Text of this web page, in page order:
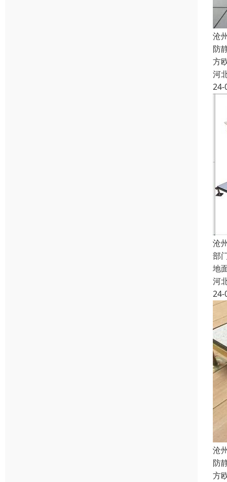
沧
防
方
河
24-
沧
部
地
河
24-
沧
防
方